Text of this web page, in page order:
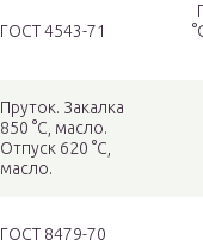
ГОСТ 4543-71
Пруток. Закалка
850 °С, масло.
Отпуск 620 °С,
масло.
ГОСТ 8479-70